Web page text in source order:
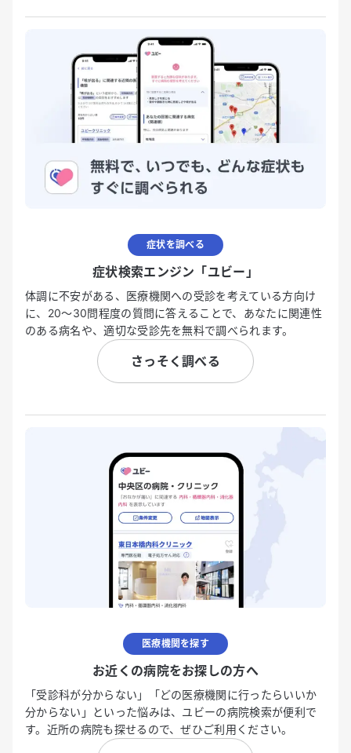
症状を調べる
症状検索エンジン「ユビー」
体調に不安がある、医療機関への受診を考えている方向け
に、20〜30問程度の質問に答えることで、あなたに関連性
のある病名や、適切な受診先を無料で調べられます。
さっそく調べる
医療機関を探す
お近くの病院をお探しの方へ
「受診科が分からない」「どの医療機関に行ったらいいか
分からない」といった悩みは、ユビーの病院検索が便利で
す。近所の病院も探せるので、ぜひご利用ください。